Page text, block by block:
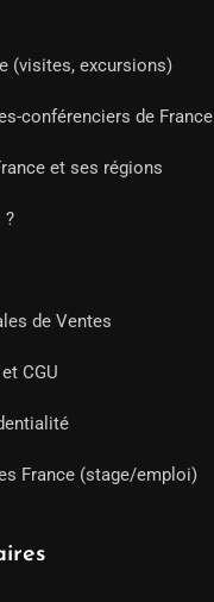
(visites, excursions)
conférenciers de France
et ses régions
?
de Ventes
CGU
France (stage/emploi)